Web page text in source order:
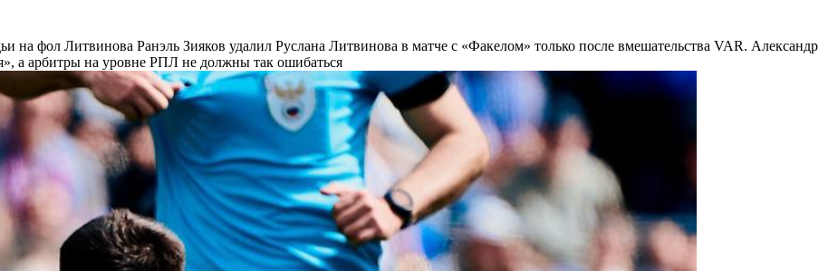
на фол Литвинова Ранэль Зияков удалил Руслана Литвинова в матче с «Факелом» только после вмешательства VAR. Александр
а арбитры на уровне РПЛ не должны так ошибаться